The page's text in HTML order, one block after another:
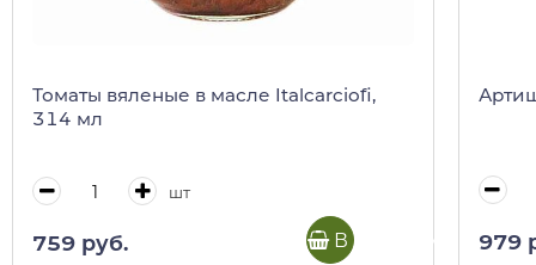
Томаты вяленые в масле Italcarciofi,
314 мл
шт
759 руб. В корзину 979